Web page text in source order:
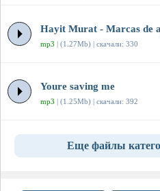
Hayit Murat - Marcas de
mp3 | (1.27Mb) | скачали: 330
Youre saving me
mp3 | (1.25Mb) | скачали: 392
Еще файлы